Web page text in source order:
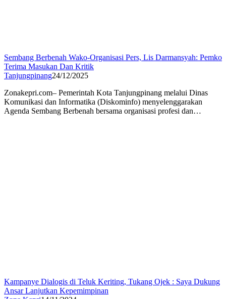
Sembang Berbenah Wako-Organisasi Pers, Lis Darmansyah: Pemko
Terima Masukan Dan Kritik
Tanjungpinang24/12/2025
Zonakepri.com– Pemerintah Kota Tanjungpinang melalui Dinas
Komunikasi dan Informatika (Diskominfo) menyelenggarakan
Agenda Sembang Berbenah bersama organisasi profesi dan…
Kampanye Dialogis di Teluk Keriting, Tukang Ojek : Saya Dukung
Ansar Lanjutkan Kepemimpinan